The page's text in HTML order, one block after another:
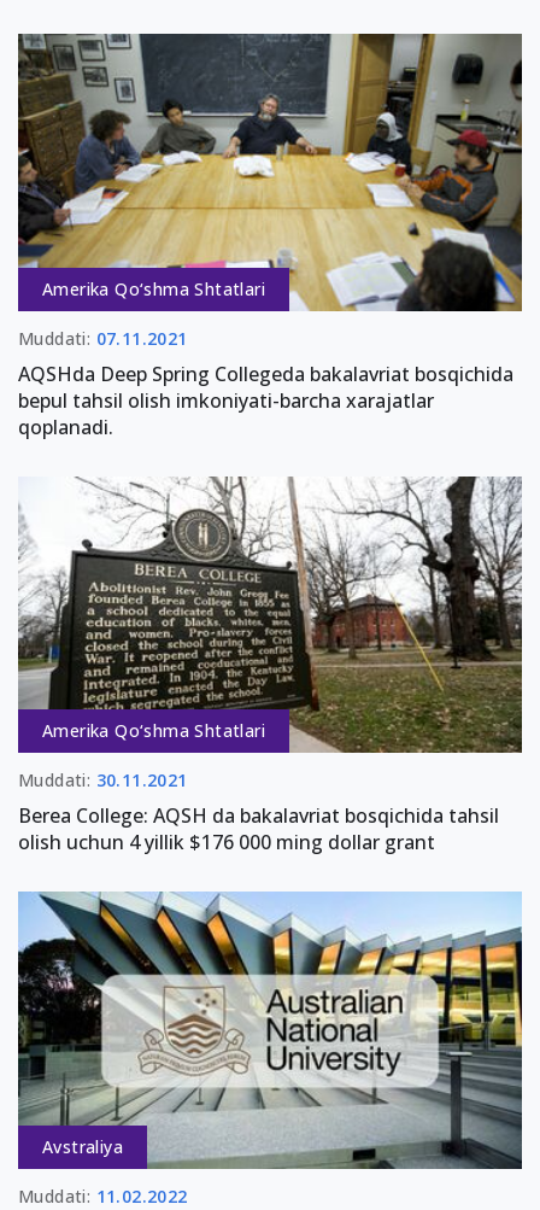
Amerika Qo‘shma Shtatlari
Muddati: 07.11.2021
AQSHda Deep Spring Collegeda bakalavriat bosqichida
bepul tahsil olish imkoniyati-barcha xarajatlar
qoplanadi.
Amerika Qo‘shma Shtatlari
Muddati: 30.11.2021
Berea College: AQSH da bakalavriat bosqichida tahsil
olish uchun 4 yillik $176 000 ming dollar grant
Avstraliya
Muddati: 11.02.2022